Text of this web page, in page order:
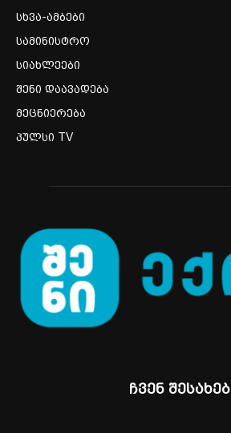
სხვა-ამბები
სამინისტრო
სიახლეები
შენი დაავადება
მეცნიერება
პულსი TV
ჩვენ შესახებ